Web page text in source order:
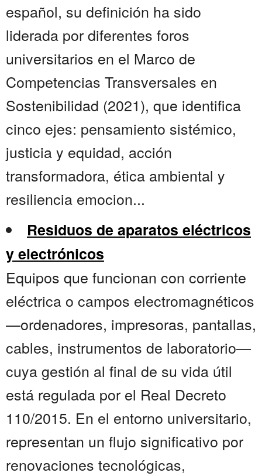
español, su definición ha sido
liderada por diferentes foros
universitarios en el Marco de
Competencias Transversales en
Sostenibilidad (2021), que identifica
cinco ejes: pensamiento sistémico,
justicia y equidad, acción
transformadora, ética ambiental y
resiliencia emocion...
Residuos de aparatos eléctricos
y electrónicos
Equipos que funcionan con corriente
eléctrica o campos electromagnéticos
—ordenadores, impresoras, pantallas,
cables, instrumentos de laboratorio—
cuya gestión al final de su vida útil
está regulada por el Real Decreto
110/2015. En el entorno universitario,
representan un flujo significativo por
renovaciones tecnológicas,